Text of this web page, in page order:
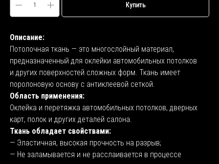
Купить
Описание:
Потолочная ткань — это многослойный материал,
предназначенный для оклейки автомобильных потолков
и других поверхностей сложных форм. Ткань имеет
поролоновую основу с антиклеевой сеткой.
Область применения:
Оклейка и перетяжка автомобильных потолков, дверных
карт, полок и других деталей салона.
Ткань обладает свойствами:
— Эластичная, высокая прочность на разрыв;
— Не заламывается и не расслаивается в процессе